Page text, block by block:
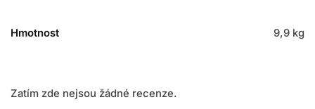
Hmotnost 9,9 kg
Zatím zde nejsou žádné recenze.